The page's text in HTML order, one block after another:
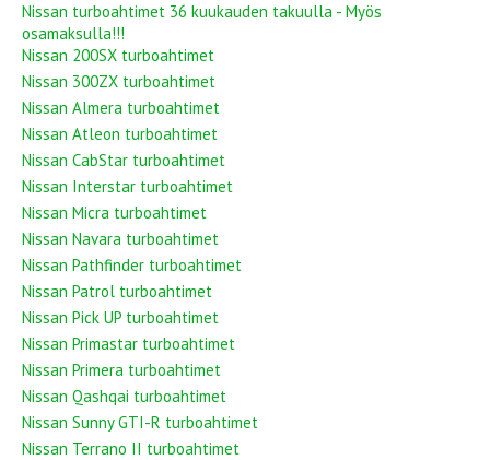
Nissan turboahtimet 36 kuukauden takuulla - Myös
osamaksulla!!!
Nissan 200SX turboahtimet
Nissan 300ZX turboahtimet
Nissan Almera turboahtimet
Nissan Atleon turboahtimet
Nissan CabStar turboahtimet
Nissan Interstar turboahtimet
Nissan Micra turboahtimet
Nissan Navara turboahtimet
Nissan Pathfinder turboahtimet
Nissan Patrol turboahtimet
Nissan Pick UP turboahtimet
Nissan Primastar turboahtimet
Nissan Primera turboahtimet
Nissan Qashqai turboahtimet
Nissan Sunny GTI-R turboahtimet
Nissan Terrano II turboahtimet